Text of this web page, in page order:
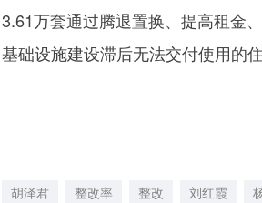
3.61万套通过腾退置换、提高租金
基础设施建设滞后无法交付使用的
胡泽君 整改率 整改 刘红霞